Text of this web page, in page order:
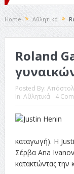
Κριτικές
Σχεδιασμός που
Σπιρτόκουτο: η
ταινία
Το Top 5 της
Η Φροντίδα
Τρία Βήματα
Όψεις και
Home Αθλητικά
Roland
Posted By:
In: Αθλητικά 4
καταγωγή). H
Σέρβα Ana
κατακτώντας